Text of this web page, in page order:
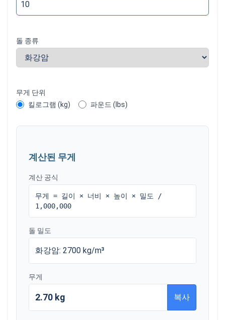
돌 종류
무게 단위
킬로그램 (kg)
파운드 (lbs)
계산된 무게
계산 공식
무게 = 길이 × 너비 × 높이 × 밀도 /
1,000,000
돌 밀도
화강암: 2700 kg/m³
무게
2.70 kg 복사